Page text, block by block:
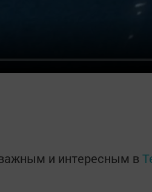
и интересным в